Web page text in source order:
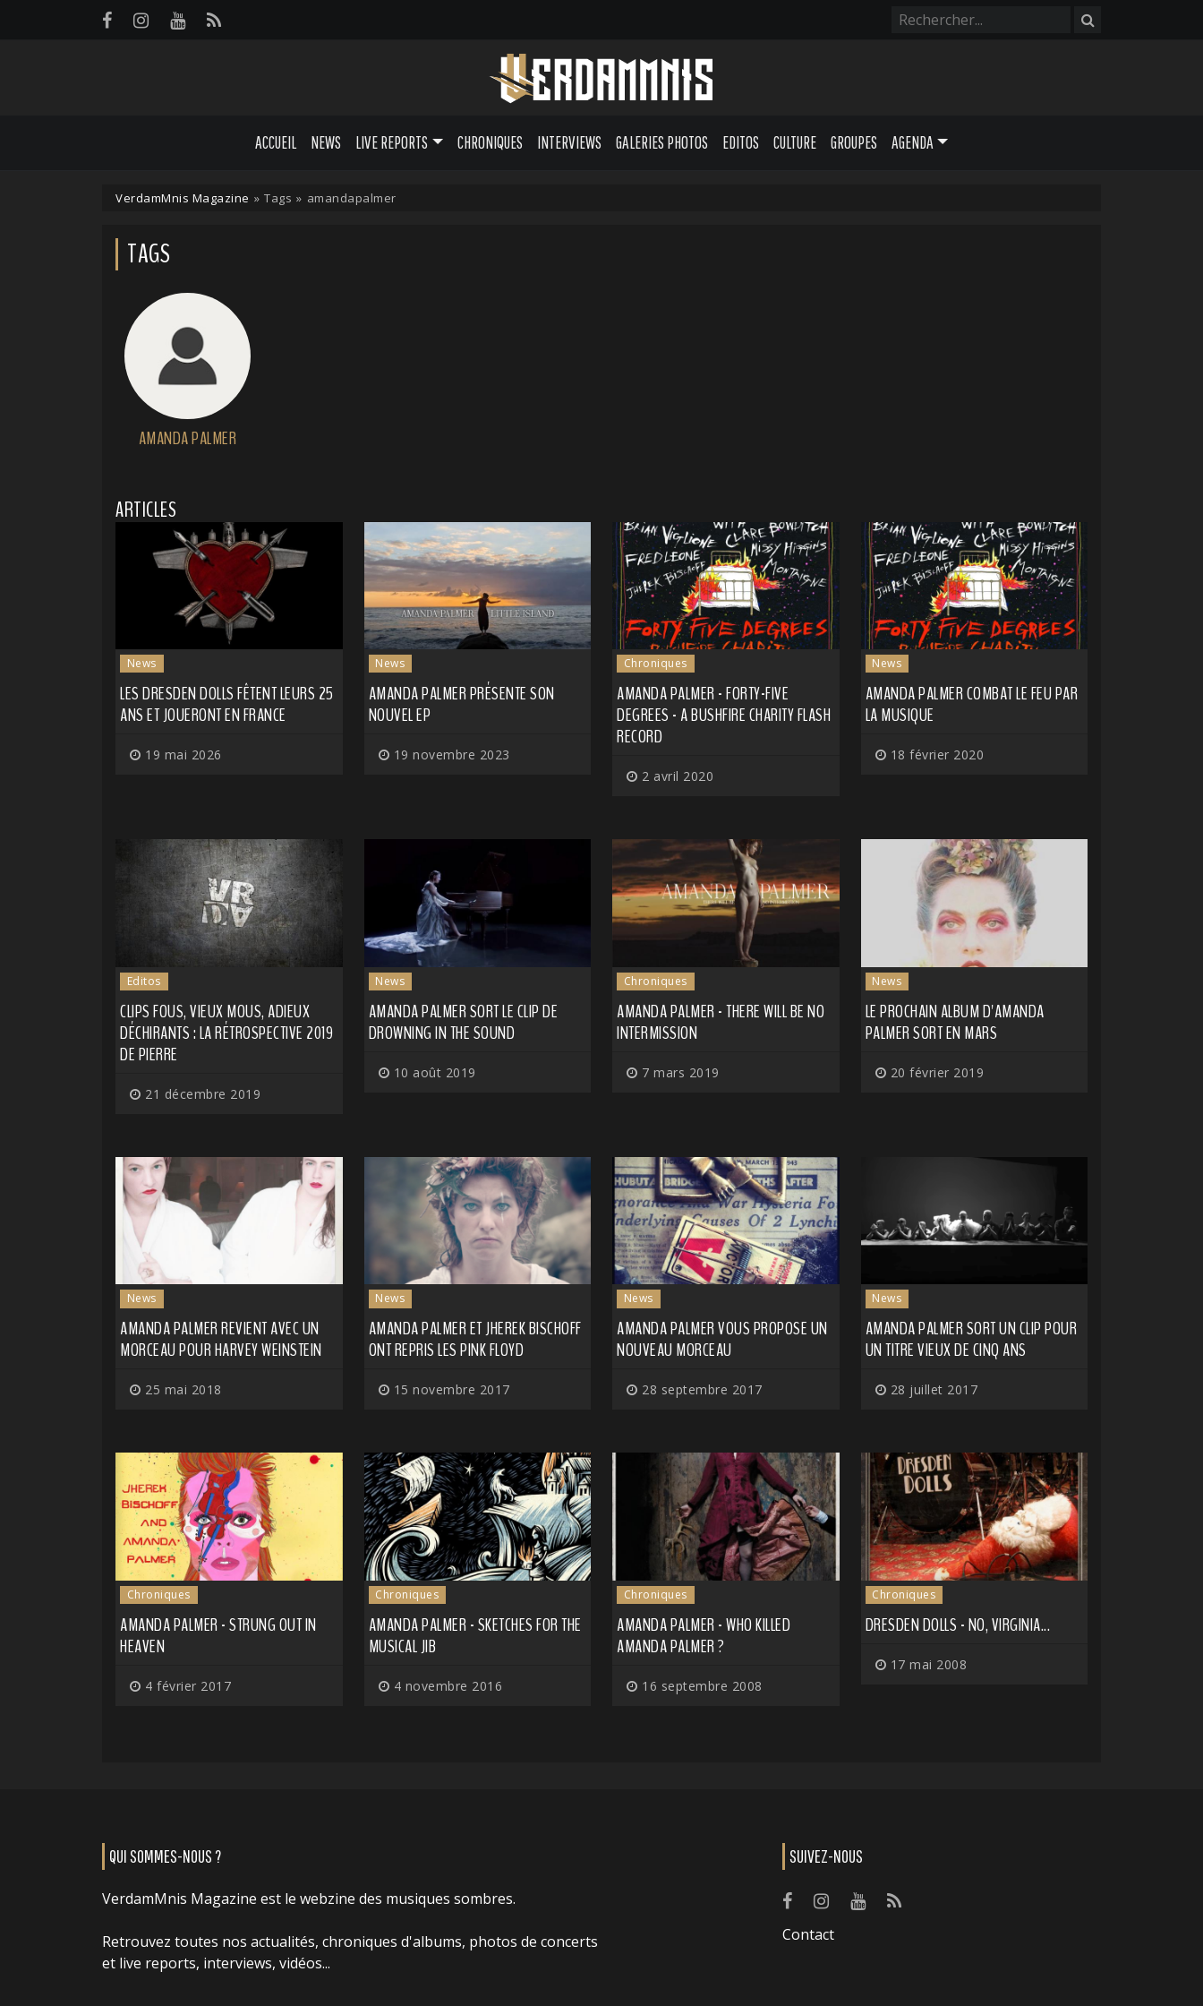
ACCUEIL NEWS LIVE REPORTS CHRONIQUES INTERVIEWS GALERIES PHOTOS EDITOS CULTURE GROUPES AGENDA
VerdamMnis Magazine » Tags » amandapalmer
TAGS
AMANDA PALMER
ARTICLES
News
LES DRESDEN DOLLS FÊTENT LEURS 25
ANS ET JOUERONT EN FRANCE
19 mai 2026
News
AMANDA PALMER PRÉSENTE SON
NOUVEL EP
19 novembre 2023
Chroniques
AMANDA PALMER - FORTY​-​FIVE
DEGREES - A BUSHFIRE CHARITY FLASH
RECORD
2 avril 2020
News
AMANDA PALMER COMBAT LE FEU PAR
LA MUSIQUE
18 février 2020
Editos
CLIPS FOUS, VIEUX MOUS, ADIEUX
DÉCHIRANTS : LA RÉTROSPECTIVE 2019
DE PIERRE
21 décembre 2019
News
AMANDA PALMER SORT LE CLIP DE
DROWNING IN THE SOUND
10 août 2019
Chroniques
AMANDA PALMER - THERE WILL BE NO
INTERMISSION
7 mars 2019
News
LE PROCHAIN ALBUM D'AMANDA
PALMER SORT EN MARS
20 février 2019
News
AMANDA PALMER REVIENT AVEC UN
MORCEAU POUR HARVEY WEINSTEIN
25 mai 2018
News
AMANDA PALMER ET JHEREK BISCHOFF
ONT REPRIS LES PINK FLOYD
15 novembre 2017
News
AMANDA PALMER VOUS PROPOSE UN
NOUVEAU MORCEAU
28 septembre 2017
News
AMANDA PALMER SORT UN CLIP POUR
UN TITRE VIEUX DE CINQ ANS
28 juillet 2017
Chroniques
AMANDA PALMER - STRUNG OUT IN
HEAVEN
4 février 2017
Chroniques
AMANDA PALMER - SKETCHES FOR THE
MUSICAL JIB
4 novembre 2016
Chroniques
AMANDA PALMER - WHO KILLED
AMANDA PALMER ?
16 septembre 2008
Chroniques
DRESDEN DOLLS - NO, VIRGINIA...
17 mai 2008
QUI SOMMES-NOUS ?
VerdamMnis Magazine est le webzine des musiques sombres.
Retrouvez toutes nos actualités, chroniques d'albums, photos de concerts
et live reports, interviews, vidéos...
SUIVEZ-NOUS
Contact
Panneau de gestion des cookies